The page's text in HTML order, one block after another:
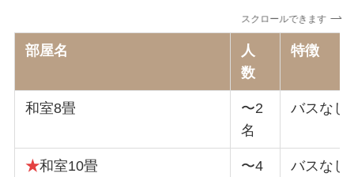
スクロールできます
部屋名
人
数
特徴
和室8畳
〜2
名
バスなし
★和室10畳
〜4
バスなし